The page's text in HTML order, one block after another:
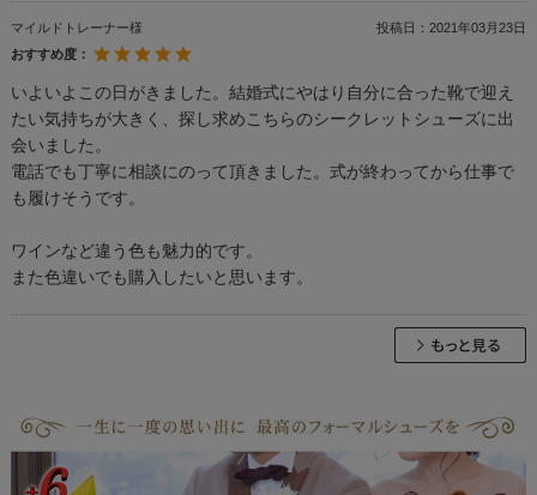
マイルドトレーナー様 投稿日： 2021年03月23日
おすすめ度：
いよいよこの日がきました。結婚式にやはり自分に合った靴で迎え
たい気持ちが大きく、探し求めこちらのシークレットシューズに出
会いました。
電話でも丁寧に相談にのって頂きました。式が終わってから仕事で
も履けそうです。
ワインなど違う色も魅力的です。
また色違いでも購入したいと思います。